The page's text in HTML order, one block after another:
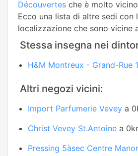
Découvertes che è molto
Ecco una lista di altre sedi con
localizzazione che sono vicine
Stessa insegna nei
H&M Montreux - Grand-Rue
Altri negozi vicini:
Import Parfumerie Vevey a
Christ Vevey St.Antoine a
Pressing 5àsec Centre